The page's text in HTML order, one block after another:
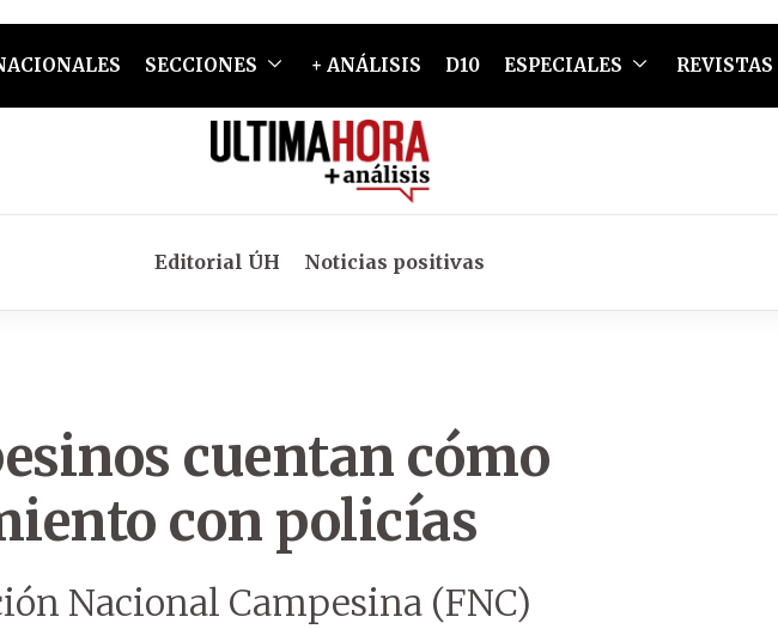
SECCIONES + ANÁLISIS D10 ESPECIALES REVISTAS
Editorial ÚH Noticias positivas
cuentan cómo
con policías
Nacional Campesina (FNC)